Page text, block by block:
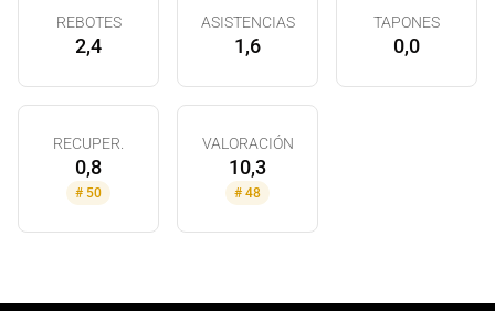
REBOTES
2,4
ASISTENCIAS
1,6
TAPONES
0,0
RECUPER.
0,8
# 50
VALORACIÓN
10,3
# 48